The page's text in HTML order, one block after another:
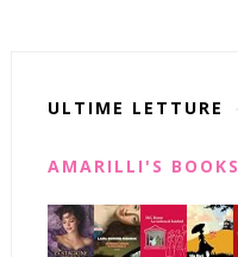
ULTIME LETTURE
AMARILLI'S BOOKS